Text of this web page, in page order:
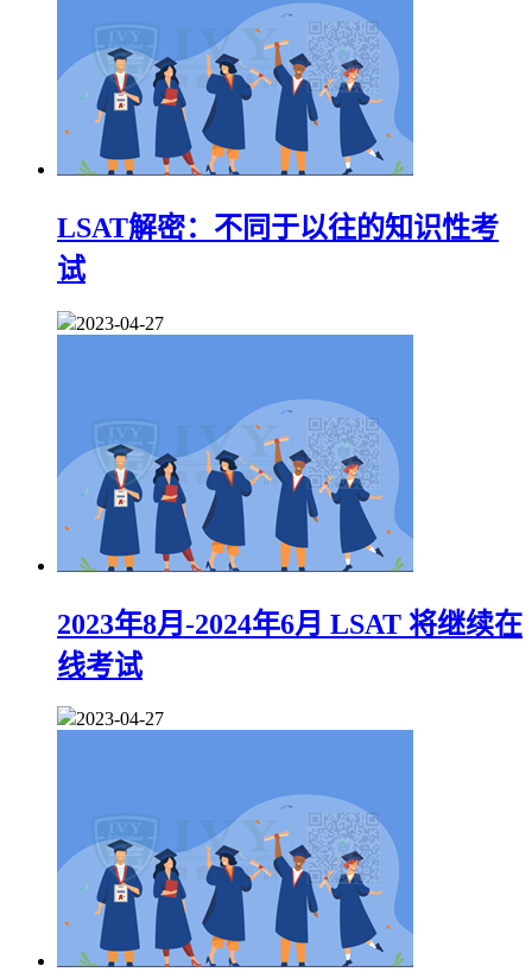
LSAT解密：不同于以往的知识性考
试
2023-04-27
2023年8月-2024年6月 LSAT 将继续在
线考试
2023-04-27